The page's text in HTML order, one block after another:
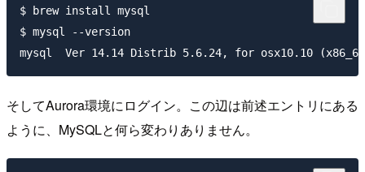
$ brew install mysql
$ mysql --version
そしてAurora環境にログイン。この辺は前述エントリにある
ように、MySQLと何ら変わりありません。